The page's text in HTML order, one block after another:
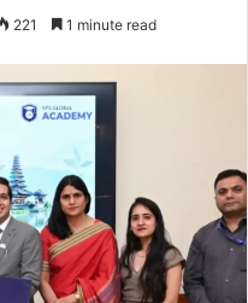
221 1 minute read